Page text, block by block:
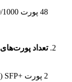
48 پورت 10/100/1000 (گیگابیت اترنت) با پشتیبانی از PoE+
تعداد پورت‌های Uplink:
2 پورت +SFP (10 گیگابیت بر ثانیه)